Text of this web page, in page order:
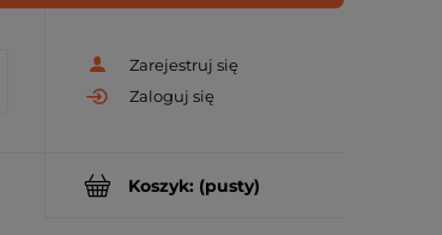
Zarejestruj się
Zaloguj się
Koszyk: (pusty)